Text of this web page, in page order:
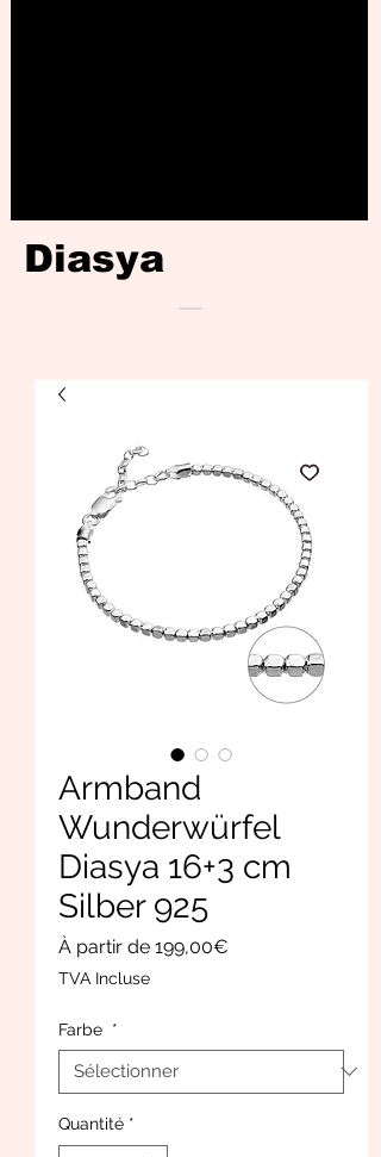
Diasya
Armband
Wunderwürfel
Diasya 16+3 cm
Silber 925
À partir de 199,00€
TVA Incluse
Farbe *
Quantité *